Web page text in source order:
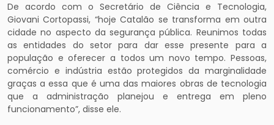
De acordo com o Secretário de Ciência e Tecnologia,
Giovani Cortopassi, “hoje Catalão se transforma em outra
cidade no aspecto da segurança pública. Reunimos todas
as entidades do setor para dar esse presente para a
população e oferecer a todos um novo tempo. Pessoas,
comércio e indústria estão protegidos da marginalidade
graças a essa que é uma das maiores obras de tecnologia
que a administração planejou e entrega em pleno
funcionamento”, disse ele.